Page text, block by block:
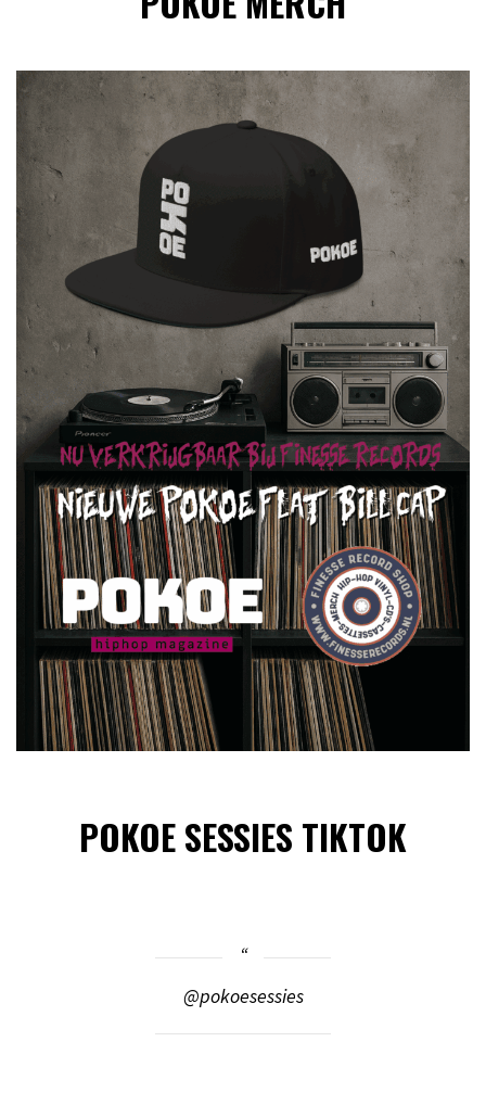
POKOE SESSIES TIKTOK
@pokoesessies